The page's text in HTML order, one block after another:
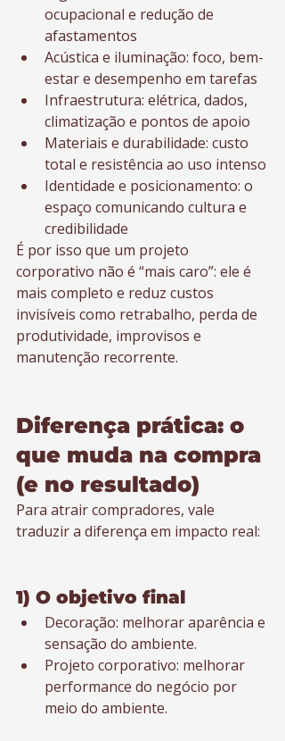
ocupacional e redução de
afastamentos
Acústica e iluminação: foco, bem-
estar e desempenho em tarefas
Infraestrutura: elétrica, dados,
climatização e pontos de apoio
Materiais e durabilidade: custo
total e resistência ao uso intenso
Identidade e posicionamento: o
espaço comunicando cultura e
credibilidade
É por isso que um projeto
corporativo não é “mais caro”: ele é
mais completo e reduz custos
invisíveis como retrabalho, perda de
produtividade, improvisos e
manutenção recorrente.
Diferença prática: o
que muda na compra
(e no resultado)
Para atrair compradores, vale
traduzir a diferença em impacto real:
1) O objetivo final
Decoração: melhorar aparência e
sensação do ambiente.
Projeto corporativo: melhorar
performance do negócio por
meio do ambiente.